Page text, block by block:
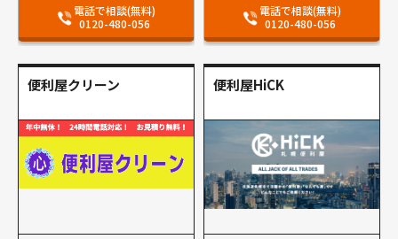
電話で相談(無料)
0120-480-056
電話で相談(無料)
0120-480-056
便利屋クリーン 便利屋HiCK